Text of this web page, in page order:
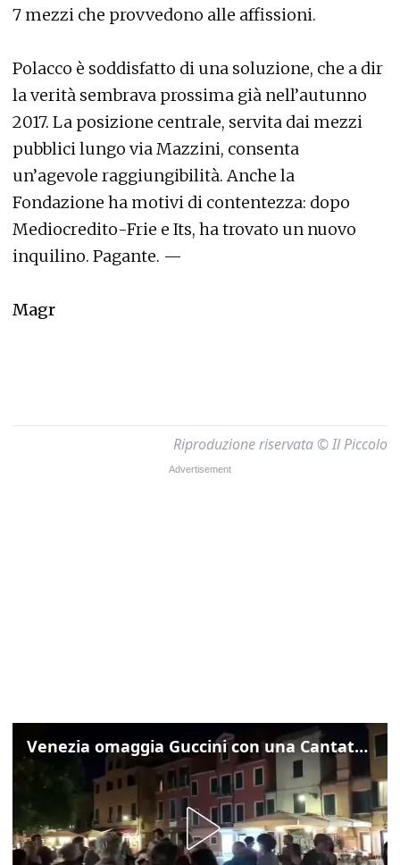
7 mezzi che provvedono alle affissioni.
Polacco è soddisfatto di una soluzione, che a dir
la verità sembrava prossima già nell’autunno
2017. La posizione centrale, servita dai mezzi
pubblici lungo via Mazzini, consenta
un’agevole raggiungibilità. Anche la
Fondazione ha motivi di contentezza: dopo
Mediocredito-Frie e Its, ha trovato un nuovo
inquilino. Pagante. —
Magr
Riproduzione riservata © Il Piccolo
Venezia omaggia Guccini con una Cantata Anarchica in campo Santa Margherita